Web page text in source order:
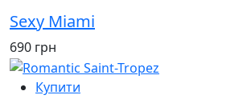
Sexy Miami
690 грн
Купити